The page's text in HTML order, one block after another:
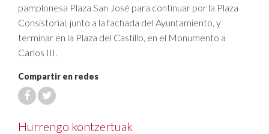
pamplonesa Plaza San José para continuar por la Plaza
Consistorial, junto a la fachada del Ayuntamiento, y
terminar en la Plaza del Castillo, en el Monumento a
Carlos III.
Compartir en redes
Hurrengo kontzertuak